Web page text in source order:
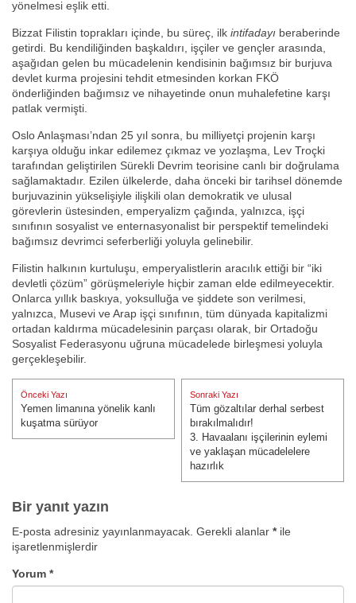
yönelmesi eşlik etti.
Bizzat Filistin toprakları içinde, bu süreç, ilk intifadayı beraberinde
getirdi. Bu kendiliğinden başkaldırı, işçiler ve gençler arasında,
aşağıdan gelen bu mücadelenin kendisinin bağımsız bir burjuva
devlet kurma projesini tehdit etmesinden korkan FKÖ
önderliğinden bağımsız ve nihayetinde onun muhalefetine karşı
patlak vermişti.
Oslo Anlaşması’ndan 25 yıl sonra, bu milliyetçi projenin karşı
karşıya olduğu inkar edilemez çıkmaz ve yozlaşma, Lev Troçki
tarafından geliştirilen Sürekli Devrim teorisine canlı bir doğrulama
sağlamaktadır. Ezilen ülkelerde, daha önceki bir tarihsel dönemde
burjuvazinin yükselişiyle ilişkili olan demokratik ve ulusal
görevlerin üstesinden, emperyalizm çağında, yalnızca, işçi
sınıfının sosyalist ve enternasyonalist bir perspektif temelindeki
bağımsız devrimci seferberliği yoluyla gelinebilir.
Filistin halkının kurtuluşu, emperyalistlerin aracılık ettiği bir “iki
devletli çözüm” görüşmeleriyle hiçbir zaman elde edilmeyecektir.
Onlarca yıllık baskıya, yoksulluğa ve şiddete son verilmesi,
yalnızca, Musevi ve Arap işçi sınıfının, tüm dünyada kapitalizmi
ortadan kaldırma mücadelesinin parçası olarak, bir Ortadoğu
Sosyalist Federasyonu uğruna mücadelede birleşmesi yoluyla
gerçekleşebilir.
Yazı
gezinmesi
Önceki Yazı
Önceki Yazı:
Yemen limanına yönelik kanlı
kuşatma sürüyor
Sonraki Yazı
Sonraki Yazı:
Tüm gözaltılar derhal serbest
bırakılmalıdır!
3. Havaalanı işçilerinin eylemi
ve yaklaşan mücadelelere
hazırlık
Bir yanıt yazın
E-posta adresiniz yayınlanmayacak. Gerekli alanlar *ile
işaretlenmişlerdir
Yorum *